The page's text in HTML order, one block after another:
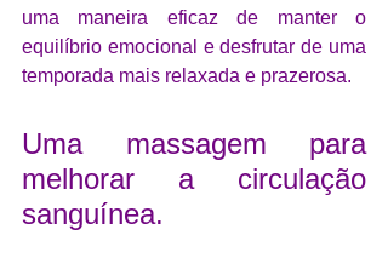
uma maneira eficaz de manter o
equilíbrio emocional e desfrutar de uma
temporada mais relaxada e prazerosa.
Uma massagem para
melhorar a circulação
sanguínea.